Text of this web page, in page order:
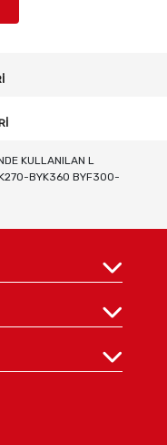
KULLANILAN L
BYK360 BYF300-